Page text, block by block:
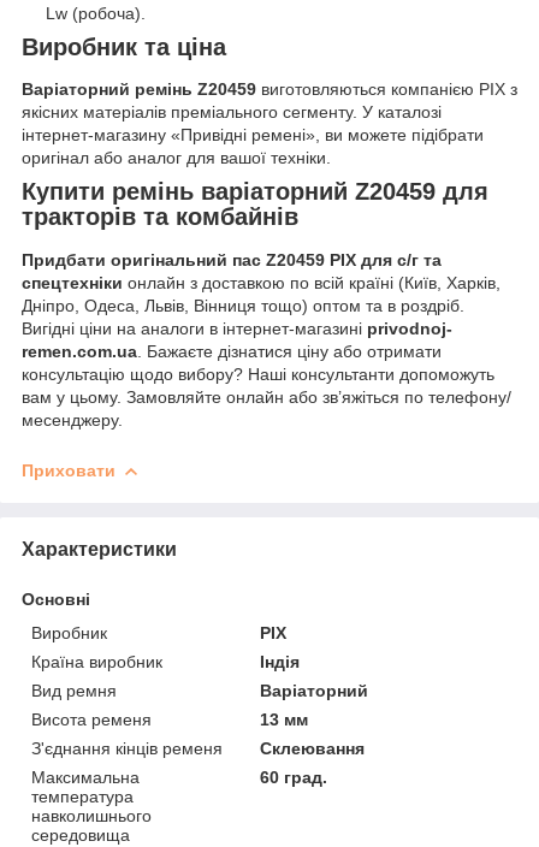
Lw (робоча).
Виробник та ціна
Варіаторний ремінь Z20459 виготовляються компанією PIX з
якісних матеріалів преміального сегменту. У каталозі
інтернет-магазину «Привідні ремені», ви можете підібрати
оригінал або аналог для вашої техніки.
Купити ремінь варіаторний Z20459 для
тракторів та комбайнів
Придбати оригінальний пас Z20459 PIX для с/г та
спецтехніки онлайн з доставкою по всій країні (Київ, Харків,
Дніпро, Одеса, Львів, Вінниця тощо) оптом та в роздріб.
Вигідні ціни на аналоги в інтернет-магазині privodnoj-
remen.com.ua . Бажаєте дізнатися ціну або отримати
консультацію щодо вибору? Наші консультанти допоможуть
вам у цьому. Замовляйте онлайн або зв’яжіться по телефону/
месенджеру.
Приховати
Характеристики
Основні
Виробник
PIX
Країна виробник
Індія
Вид ремня
Варіаторний
Висота ременя
13 мм
З'єднання кінців ременя
Склеювання
Максимальна
температура
навколишнього
середовища
60 град.